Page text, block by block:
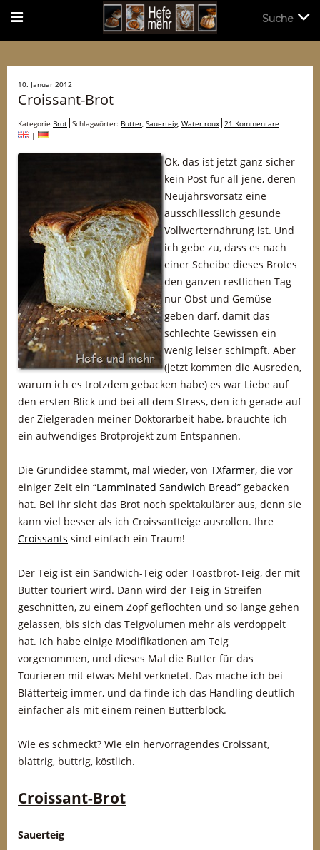
10. Januar 2012
Croissant-Brot
Kategorie Brot Schlagwörter: Butter, Sauerteig, Water roux 21 Kommentare
|
Ok, das ist jetzt ganz sicher
kein Post für all jene, deren
Neujahrsvorsatz eine
ausschliesslich gesunde
Vollwerternährung ist. Und
ich gebe zu, dass es nach
einer Scheibe dieses Brotes
den ganzen restlichen Tag
nur Obst und Gemüse
geben darf, damit das
schlechte Gewissen ein
wenig leiser schimpft. Aber
(jetzt kommen die Ausreden,
warum ich es trotzdem gebacken habe) es war Liebe auf
den ersten Blick und bei all dem Stress, den ich gerade auf
der Zielgeraden meiner Doktorarbeit habe, brauchte ich
ein aufwendiges Brotprojekt zum Entspannen.
Die Grundidee stammt, mal wieder, von TXfarmer, die vor
einiger Zeit ein “Lamminated Sandwich Bread” gebacken
hat. Bei ihr sieht das Brot noch spektakulärer aus, denn sie
kann viel besser als ich Croissantteige ausrollen. Ihre
Croissants sind einfach ein Traum!
Der Teig ist ein Sandwich-Teig oder Toastbrot-Teig, der mit
Butter touriert wird. Dann wird der Teig in Streifen
geschnitten, zu einem Zopf geflochten und so lange gehen
gelassen, bis sich das Teigvolumen mehr als verdoppelt
hat. Ich habe einige Modifikationen am Teig
vorgenommen, und dieses Mal die Butter für das
Tourieren mit etwas Mehl verknetet. Das mache ich bei
Blätterteig immer, und da finde ich das Handling deutlich
einfacher als mit einem reinen Butterblock.
Wie es schmeckt? Wie ein hervorragendes Croissant,
blättrig, buttrig, köstlich.
Croissant-Brot
Sauerteig
Suche
Suche